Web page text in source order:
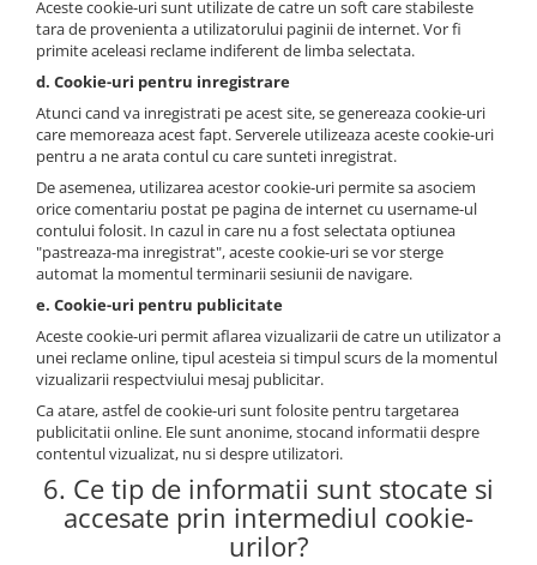
Aceste cookie-uri sunt utilizate de catre un soft care stabileste
tara de provenienta a utilizatorului paginii de internet. Vor fi
primite aceleasi reclame indiferent de limba selectata.
d. Cookie-uri pentru inregistrare
Atunci cand va inregistrati pe acest site, se genereaza cookie-uri
care memoreaza acest fapt. Serverele utilizeaza aceste cookie-uri
pentru a ne arata contul cu care sunteti inregistrat.
De asemenea, utilizarea acestor cookie-uri permite sa asociem
orice comentariu postat pe pagina de internet cu username-ul
contului folosit. In cazul in care nu a fost selectata optiunea
"pastreaza-ma inregistrat", aceste cookie-uri se vor sterge
automat la momentul terminarii sesiunii de navigare.
e. Cookie-uri pentru publicitate
Aceste cookie-uri permit aflarea vizualizarii de catre un utilizator a
unei reclame online, tipul acesteia si timpul scurs de la momentul
vizualizarii respectviului mesaj publicitar.
Ca atare, astfel de cookie-uri sunt folosite pentru targetarea
publicitatii online. Ele sunt anonime, stocand informatii despre
contentul vizualizat, nu si despre utilizatori.
6. Ce tip de informatii sunt stocate si
accesate prin intermediul cookie-
urilor?